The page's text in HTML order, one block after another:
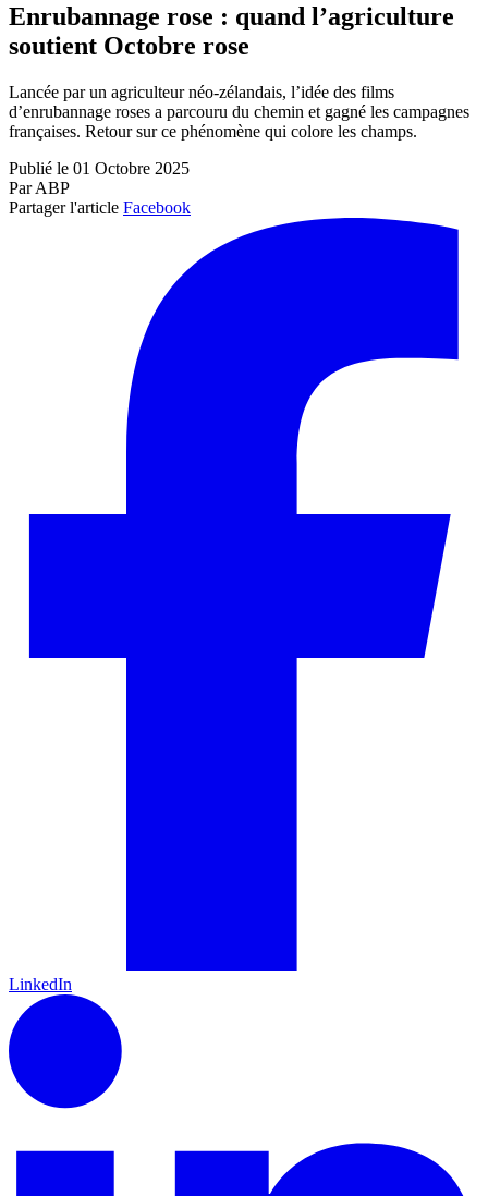
Enrubannage rose : quand l’agriculture
soutient Octobre rose
Lancée par un agriculteur néo-zélandais, l’idée des films
d’enrubannage roses a parcouru du chemin et gagné les campagnes
françaises. Retour sur ce phénomène qui colore les champs.
Publié le 01 Octobre 2025
Par ABP
Partager l'article Facebook
LinkedIn